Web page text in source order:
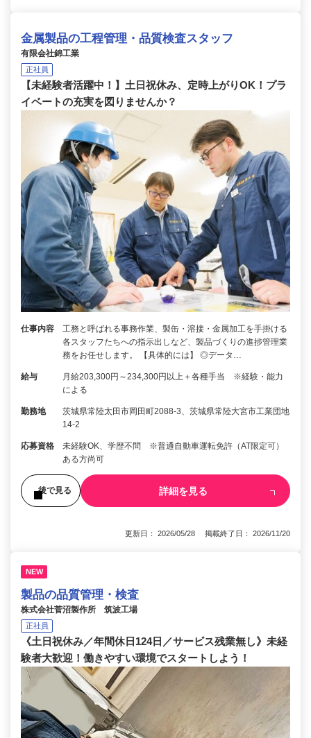
金属製品の工程管理・品質検査スタッフ
有限会社錦工業
正社員
【未経験者活躍中！】土日祝休み、定時上がりOK！プラ
イベートの充実を図りませんか？
仕事内容
工務と呼ばれる事務作業、製缶・溶接・金属加工を手掛ける
各スタッフたちへの指示出しなど、製品づくりの進捗管理業
務をお任せします。 【具体的には】 ◎データ…
給与
月給203,300円～234,300円以上＋各種手当 ※経験・能力
による
勤務地
茨城県常陸太田市岡田町2088-3、茨城県常陸大宮市工業団地
14-2
応募資格
未経験OK、学歴不問 ※普通自動車運転免許（AT限定可）
ある方尚可
後で見る 詳細を見る
更新日： 2026/05/28 掲載終了日： 2026/11/20
NEW
製品の品質管理・検査
株式会社菅沼製作所 筑波工場
正社員
《土日祝休み／年間休日124日／サービス残業無し》未経
験者大歓迎！働きやすい環境でスタートしよう！